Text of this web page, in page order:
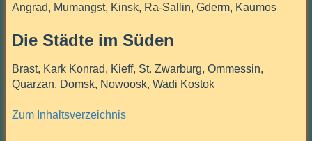
Angrad, Mumangst, Kinsk, Ra-Sallin, Gderm, Kaumos
Die Städte im Süden
Brast, Kark Konrad, Kieff, St. Zwarburg, Ommessin,
Quarzan, Domsk, Nowoosk, Wadi Kostok
Zum Inhaltsverzeichnis